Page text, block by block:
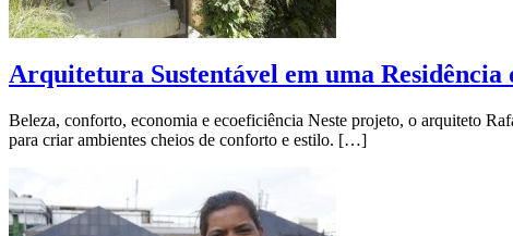
Arquitetura Sustentável em uma Residência
Beleza, conforto, economia e ecoeficiência Neste projeto, o arquiteto
para criar ambientes cheios de conforto e estilo. […]